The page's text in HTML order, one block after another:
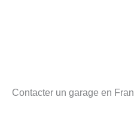
Contacter un garage en